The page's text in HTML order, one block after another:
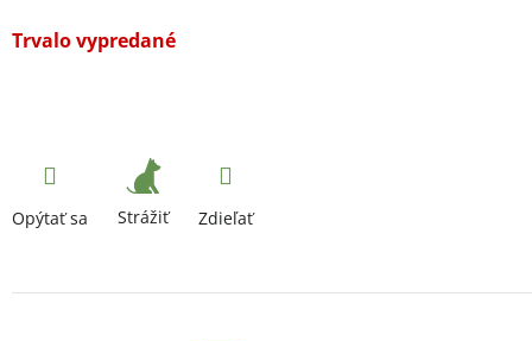
Trvalo vypredané
Opýtať sa Strážiť Zdieľať